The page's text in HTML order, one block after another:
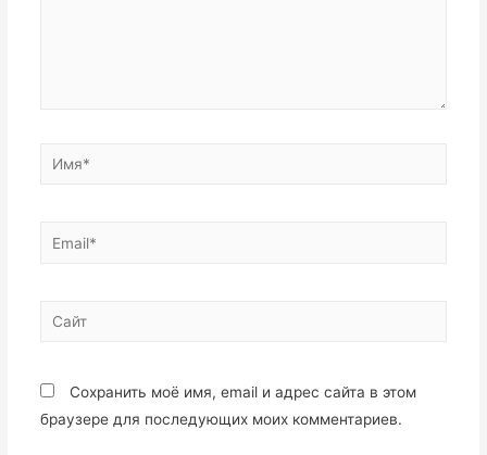
Имя*
Email*
Сайт
Сохранить моё имя, email и адрес сайта в этом
браузере для последующих моих комментариев.